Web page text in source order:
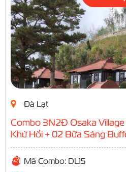
Đà Lạt
Combo 3N2Đ Osaka
Khứ Hồi + 02 Bữa Sáng
Mã Combo: DL15